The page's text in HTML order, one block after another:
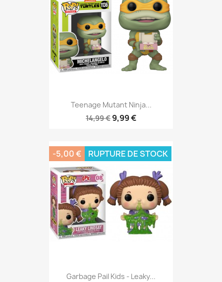
Teenage Mutant Ninja...
14,99 € 9,99 €
Garbage Pail Kids - Leaky...
-5,00 € RUPTURE DE STOCK